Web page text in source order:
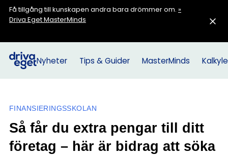
Få tillgång till kunskapen andra bara drömmer om. »
Driva Eget MasterMinds
Nyheter Tips & Guider MasterMinds
FINANSIERINGSSKOLAN
Så får du extra pengar till ditt
företag – här är bidrag att söka